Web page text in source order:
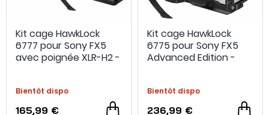
Kit cage HawkLock
6777 pour Sony FX5
avec poignée XLR-H2 -
Bientôt dispo
165,99 €
Kit cage HawkLock
6775 pour Sony FX5
Advanced Edition -
Bientôt dispo
236,99 €